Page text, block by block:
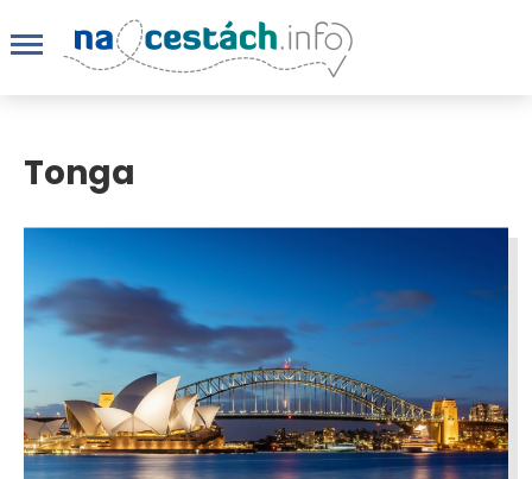
Tonga